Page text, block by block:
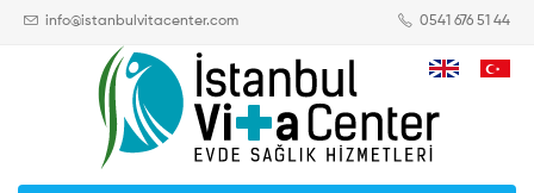
info@istanbulvitacenter.com 0541 676 51 44